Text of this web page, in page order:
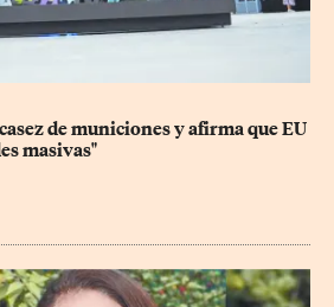
de municiones y afirma que EU
masivas"